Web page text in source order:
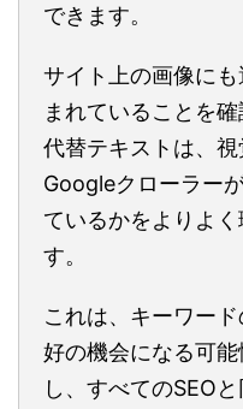
できます。
サイト上の画像に
まれていることを
代替テキストは、
Googleクローラー
ているかをよりよ
す。
これは、キーワー
好の機会になる可
し、すべてのSEO